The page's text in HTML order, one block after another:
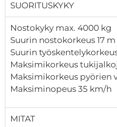
SUORITUSKYKY
Nostokyky max. 4000 kg
Suurin nostokorkeus 17 m
Suurin
Maksimikorkeus
Maksimikorkeus pyörien
Maksiminopeus 35 km/h
MITAT